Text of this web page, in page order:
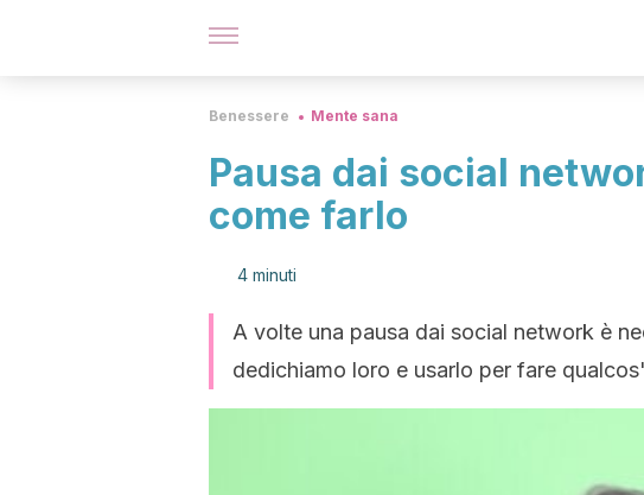
Benessere Mente sana
Pausa dai social
come farlo
4 minuti
A volte una pausa dai social network è
dedichiamo loro e usarlo per fare